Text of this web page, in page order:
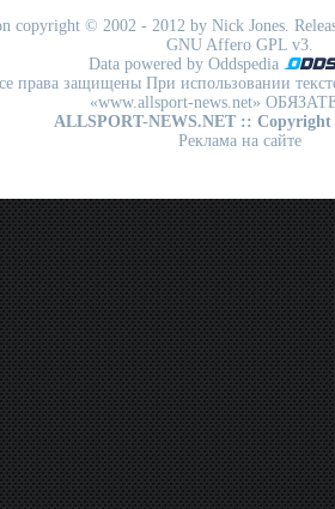
copyright © 2002 - 2012 by Nick Jones.
GNU Affero GPL v3.
Data powered by Oddspedia
права защищены При использовании
«www.allsport-news.net»
ALLSPORT-NEWS.NET :: Copyright
Реклама на сайте